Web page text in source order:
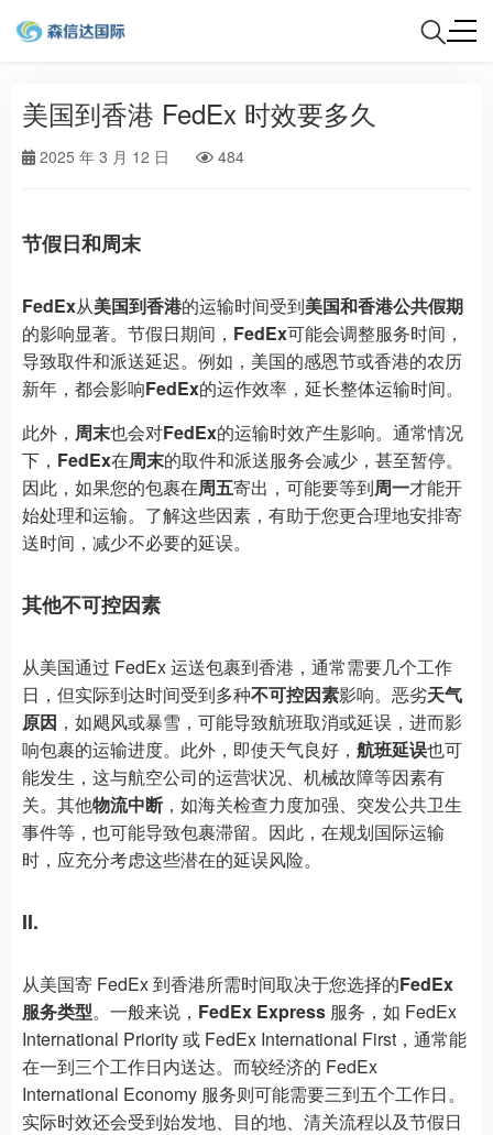
美国到香港 FedEx 时效要多久
2025 年 3 月 12 日 484
节假日和周末
FedEx从美国到香港的运输时间受到美国和香港公共假期
的影响显著。节假日期间， FedEx可能会调整服务时间，
导致取件和派送延迟。例如，美国的感恩节或香港的农历
新年，都会影响FedEx的运作效率，延长整体运输时间。
此外， 周末也会对FedEx的运输时效产生影响。通常情况
下， FedEx在周末的取件和派送服务会减少，甚至暂停。
因此，如果您的包裹在周五寄出，可能要等到周一才能开
始处理和运输。了解这些因素，有助于您更合理地安排寄
送时间，减少不必要的延误。
其他不可控因素
从美国通过 FedEx 运送包裹到香港，通常需要几个工作
日，但实际到达时间受到多种不可控因素影响。恶劣天气
原因 ，如飓风或暴雪，可能导致航班取消或延误，进而影
响包裹的运输进度。此外，即使天气良好， 航班延误也可
能发生，这与航空公司的运营状况、机械故障等因素有
关。其他物流中断 ，如海关检查力度加强、突发公共卫生
事件等，也可能导致包裹滞留。因此，在规划国际运输
时，应充分考虑这些潜在的延误风险。
II.
从美国寄 FedEx 到香港所需时间取决于您选择的FedEx
服务类型。一般来说， FedEx Express 服务，如 FedEx
International Priority 或 FedEx International First，通常能
在一到三个工作日内送达。而较经济的 FedEx
International Economy 服务则可能需要三到五个工作日。
实际时效还会受到始发地、目的地、清关流程以及节假日